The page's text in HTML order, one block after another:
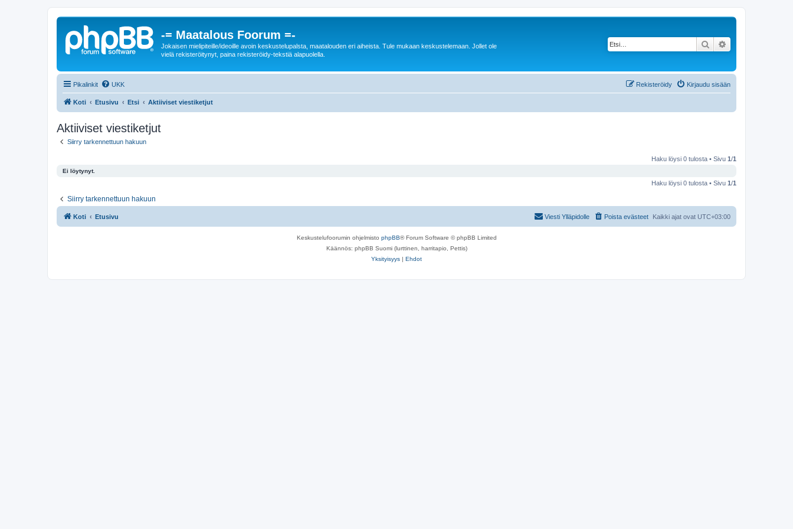
-= Maatalous Foorum =-
Jokaisen mielipiteille/ideoille avoin keskustelupalsta, maatalouden eri aiheista. Tule mukaan keskustelemaan. Jollet ole
vielä rekisteröitynyt, paina rekisteröidy-tekstiä alapuolella.
Etsi
Pikalinkit UKK Kirjaudu sisään
Rekisteröidy
Koti Etusivu Etsi Aktiiviset viestiketjut
Aktiiviset viestiketjut
Siirry tarkennettuun hakuun
Haku löysi 0 tulosta • Sivu 1/1
Ei löytynyt.
Haku löysi 0 tulosta • Sivu 1/1
Siirry tarkennettuun hakuun
Koti Etusivu Kaikki ajat ovat UTC+03:00
Poista evästeet
Viesti Ylläpidolle
Keskustelufoorumin ohjelmisto phpBB® Forum Software © phpBB Limited
Käännös: phpBB Suomi (lurttinen, harritapio, Pettis)
Yksityisyys | Ehdot